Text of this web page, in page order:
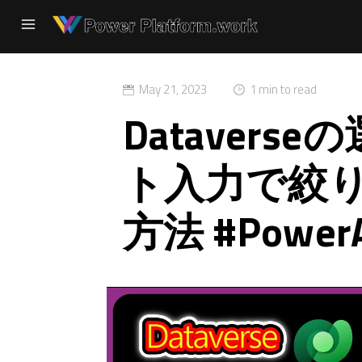
May 21, 2023 1 min to read
Dataverse
ト入力で絞
方法